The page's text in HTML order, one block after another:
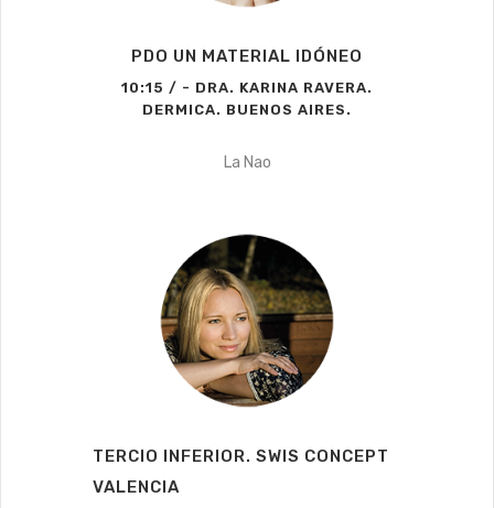
PDO UN MATERIAL IDÓNEO
10:15 / - DRA. KARINA RAVERA.
DERMICA. BUENOS AIRES.
La Nao
TERCIO INFERIOR. SWIS CONCEPT
VALENCIA